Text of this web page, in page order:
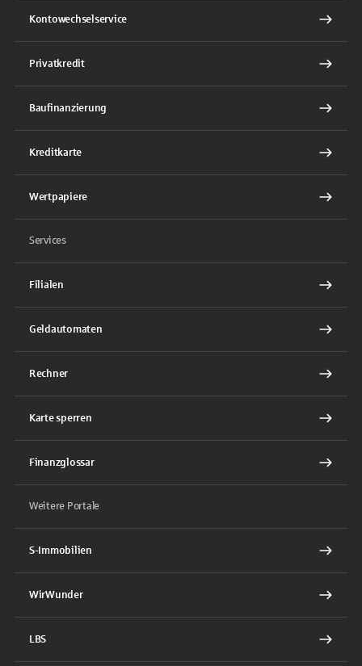
Kontowechselservice
Privatkredit
Baufinanzierung
Kreditkarte
Wertpapiere
Services
Filialen
Geldautomaten
Rechner
Karte sperren
Finanzglossar
Weitere Portale
S-Immobilien
WirWunder
LBS